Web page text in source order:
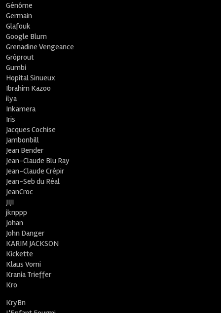
Génôme
Germain
Glafouk
Google Blum
Grenadine Vengeance
Grôprout
Gumbi
Hopital Sinueux
Ibrahim Kazoo
ilya
Inkamera
Iris
Jacques Cochise
Jambonbill
Jean Bender
Jean-Claude Blu Ray
Jean-Claude Crépir
Jean-Seb du Réal
JeanCroc
JIJI
jknppp
Johan
John Danger
KARIM JACKSON
Kickette
Klaus Vomi
Krania Trieffer
Kro
KryBn